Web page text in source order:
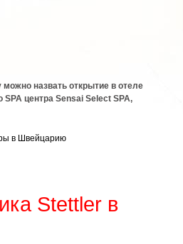
назвать открытие в отеле
центра Sensai Select SPA,
в Швейцарию
Stettler в